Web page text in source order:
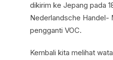
dikirim ke Jepang pada
Nederlandsche Handel-
pengganti VOC.
Kembali kita melihat